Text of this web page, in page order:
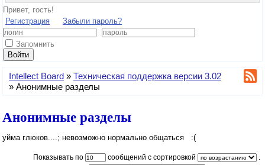
Привет, гость!
Регистрация
Забыли пароль?
Запомнить
Войти
Intellect Board » Техническая поддержка версии 3.02
» Анонимные разделы
Анонимные разделы
уйма глюков....; невозможно нормально общаться :(
Показывать по сообщений с сортировкой